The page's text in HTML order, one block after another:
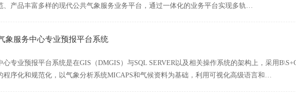
、产品丰富多样的现代公共气象服务业务平台，通过一体化的业务平台实现多轨…
象服务中心专业预报平台系统
心专业预报平台系统是在GIS（DMGIS）与SQL SERVER以及相关操作系统的架构上，采用
程序化和规范化，以气象分析系统MICAPS和气候资料为基础，利用可视化高级语言和…